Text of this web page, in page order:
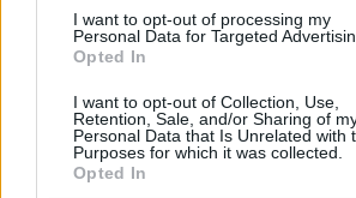
I want to opt-out of processing my
Personal Data for Targeted
Opted In
I want to opt-out of Collection, Use,
Retention, Sale, and/or Sharing of
Personal Data that Is Unrelated with
Purposes for which it was collected.
Opted In